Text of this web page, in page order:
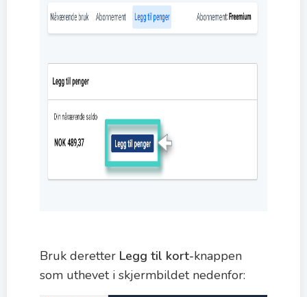
Bruk deretter Legg til kort-knappen
som uthevet i skjermbildet nedenfor: